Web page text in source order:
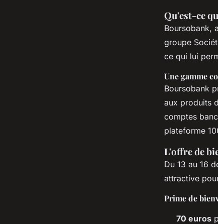
Qu'est-ce
Boursobank,
groupe
ce qui lui
Une gamme
Boursobank
aux produits
comptes
plateforme
L'offre de
Du 13 au 16
attractive
Prime de
70 euros